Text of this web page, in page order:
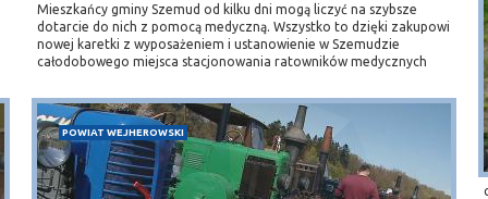
Mieszkańcy gminy Szemud od kilku dni mogą liczyć na szybsze
dotarcie do nich z pomocą medyczną. Wszystko to dzięki zakupowi
nowej karetki z wyposażeniem i ustanowienie w Szemudzie
całodobowego miejsca stacjonowania ratowników medycznych
POWIAT WEJHEROWSKI